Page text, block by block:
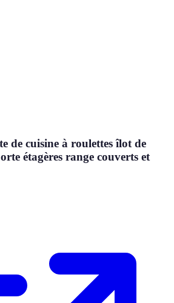
de cuisine à roulettes îlot de
étagères range couverts et